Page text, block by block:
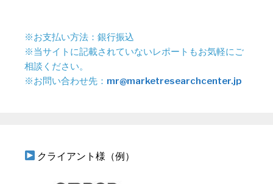
※お支払い方法：銀行振込
※当サイトに記載されていないレポートもお気軽にご
相談ください。
※お問い合わせ先： mr@marketresearchcenter.jp
クライアント様（例）